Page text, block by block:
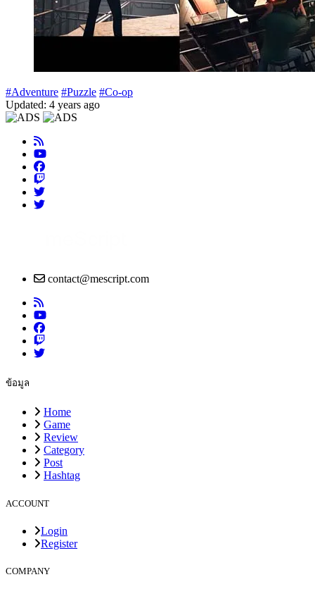
#Adventure #Puzzle #Co-op
Updated: 4 years ago
contact@mescript.com
ข้อมูล
Home
Game
Review
Category
Post
Hashtag
ACCOUNT
Login
Register
COMPANY